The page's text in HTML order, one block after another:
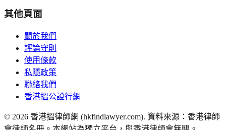
其他頁面
關於我們
評論守則
使用條款
私隱政策
聯絡我們
香港搵公證行網
© 2026 香港搵律師網 (hkfindlawyer.com). 資料來源：香港律師